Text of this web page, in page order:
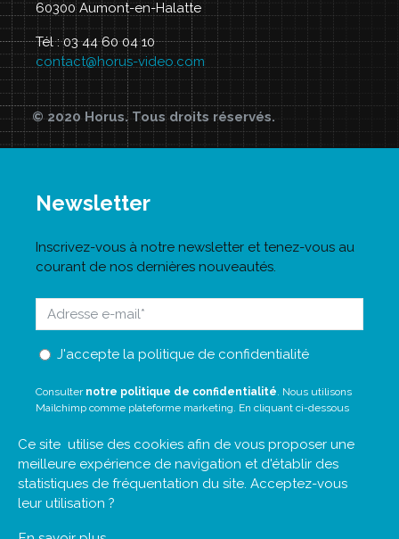
Ce site utilise des cookies afin de vous proposer une
meilleure expérience de navigation et d'établir des
statistiques de fréquentation du site. Acceptez-vous
leur utilisation ?
60300 Aumont-en-Halatte
Tél : 03 44 60 04 10
contact@horus-video.com
© 2020 Horus. Tous droits réservés.
Newsletter
Inscrivez-vous à notre newsletter et tenez-vous au
courant de nos dernières nouveautés.
J'accepte la politique de confidentialité
Consulter notre politique de confidentialité. Nous utilisons
Mailchimp comme plateforme marketing. En cliquant ci-dessous
transférées à Mailchimp pour traitement. En savoir plussur les
pratiques de confidentialité de Mailchimp.
Envoyer